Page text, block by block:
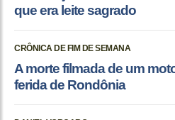
que era leite sagrado
CRÔNICA DE FIM DE SEMANA
A morte filmada de um
ferida de Rondônia